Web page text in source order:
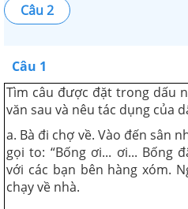
Câu 2
Câu 1
Tìm câu được đặt trong dấu
văn sau và nêu tác dụng của
a. Bà đi chợ về. Vào đến sân
gọi to: “Bống ơi... ơi... Bống
với các bạn bên hàng xóm.
chạy về nhà.